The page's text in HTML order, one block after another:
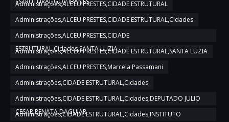
Administrações,ALCEU PRESTES,CIDADE ESTRUTURAL
Administrações,ALCEU PRESTES,CIDADE ESTRUTURAL,Cidades
Administrações,ALCEU PRESTES,CIDADE
ESTRUTURAL,Cidades,SANTA LUZIA
Administrações,ALCEU PRESTES,CIDADE ESTRUTURAL,SANTA LUZIA
Administrações,ALCEU PRESTES,Marcela Passamani
Administrações,CIDADE ESTRUTURAL,Cidades
Administrações,CIDADE ESTRUTURAL,Cidades,DEPUTADO JULIO
CESAR,RENATA DAGUIAR
Administrações,CIDADE ESTRUTURAL,Cidades,INSTITUTO